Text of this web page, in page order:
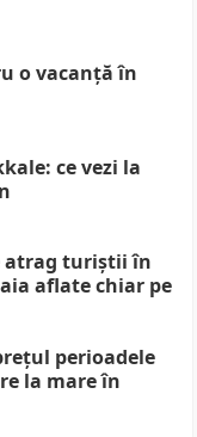
o vacanță în
ce vezi la
atrag turiștii în
aflate chiar pe
perioadele
la mare în